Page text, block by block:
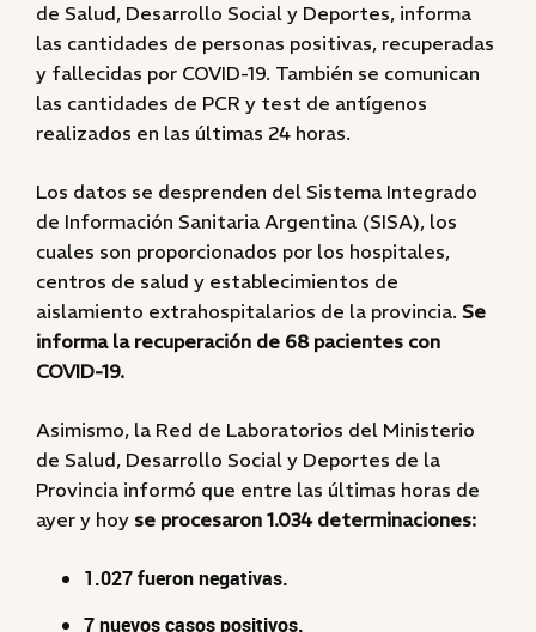
de Salud, Desarrollo Social y Deportes, informa
las cantidades de personas positivas, recuperadas
y fallecidas por COVID-19. También se comunican
las cantidades de PCR y test de antígenos
realizados en las últimas 24 horas.
Los datos se desprenden del Sistema Integrado
de Información Sanitaria Argentina (SISA), los
cuales son proporcionados por los hospitales,
centros de salud y establecimientos de
aislamiento extrahospitalarios de la provincia. Se
informa la recuperación de 68 pacientes con
COVID-19.
Asimismo, la Red de Laboratorios del Ministerio
de Salud, Desarrollo Social y Deportes de la
Provincia informó que entre las últimas horas de
ayer y hoy se procesaron 1.034 determinaciones:
1.027 fueron negativas.
7 nuevos casos positivos.